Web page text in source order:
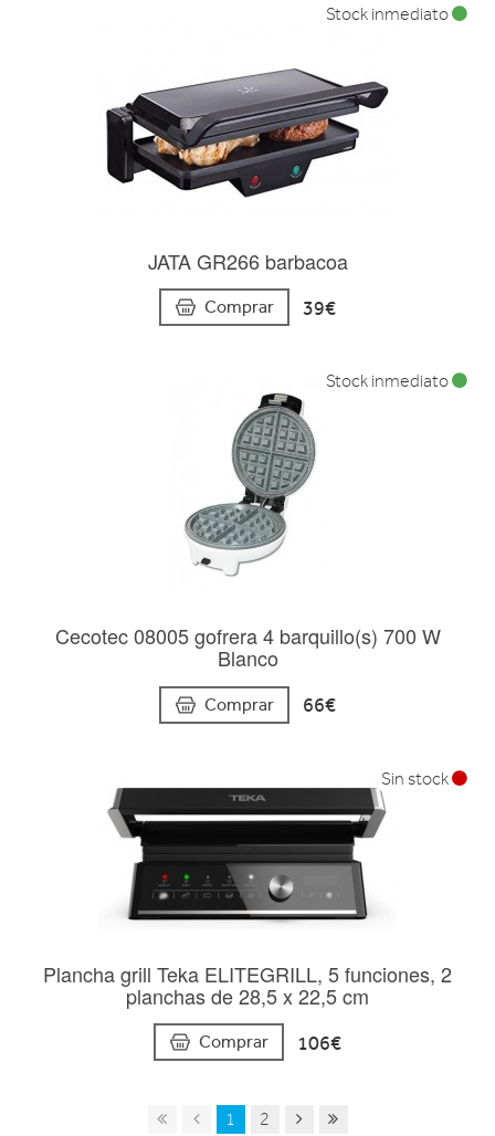
JATA GR266 barbacoa
Comprar 39€
Stock inmediato
Cecotec 08005 gofrera 4 barquillo(s) 700 W
Blanco
Comprar 66€
Stock inmediato
Plancha grill Teka ELITEGRILL, 5 funciones, 2
planchas de 28,5 x 22,5 cm
Comprar 106€
Sin stock
1 2